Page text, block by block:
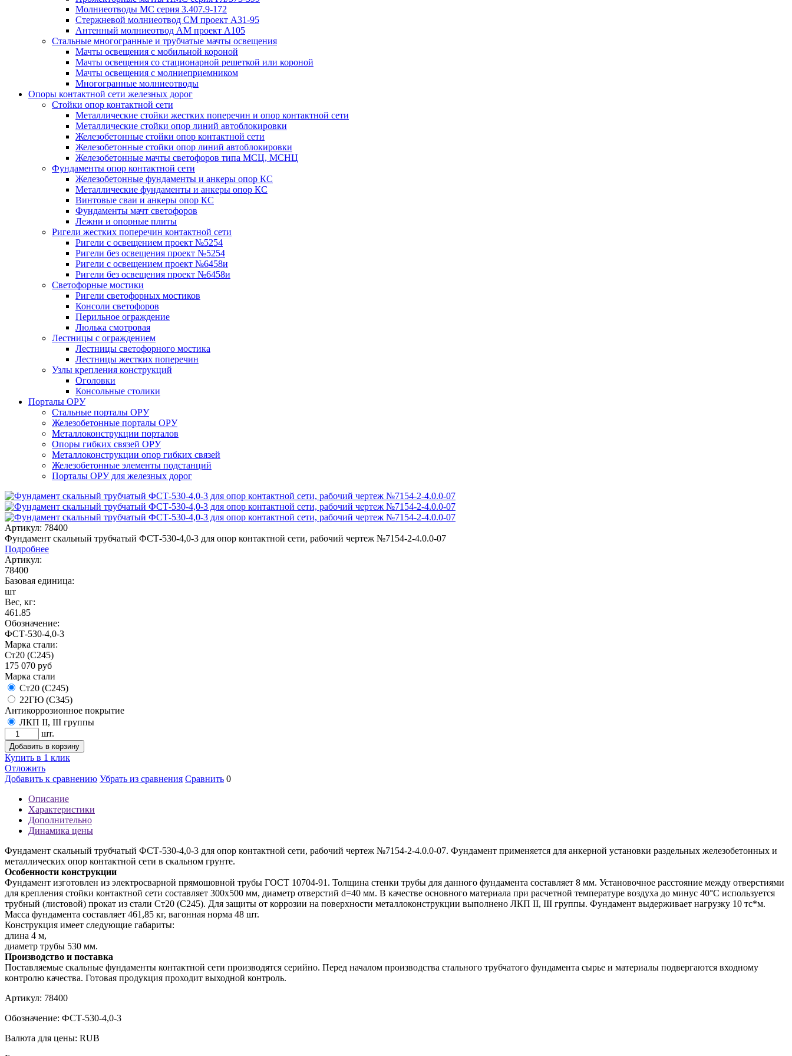
Молниеотводы МС серия 3.407.9-172
Стержневой молниеотвод СМ проект А31-95
Антенный молниеотвод АМ проект А105
Стальные многогранные и трубчатые мачты освещения
Мачты освещения с мобильной короной
Мачты освещения со стационарной решеткой или короной
Мачты освещения с молниеприемником
Многогранные молниеотводы
Опоры контактной сети железных дорог
Стойки опор контактной сети
Металлические стойки жестких поперечин и опор контактной сети
Металлические стойки опор линий автоблокировки
Железобетонные стойки опор контактной сети
Железобетонные стойки опор линий автоблокировки
Железобетонные мачты светофоров типа МСЦ, МСНЦ
Фундаменты опор контактной сети
Железобетонные фундаменты и анкеры опор КС
Металлические фундаменты и анкеры опор КС
Винтовые сваи и анкеры опор КС
Фундаменты мачт светофоров
Лежни и опорные плиты
Ригели жестких поперечин контактной сети
Ригели с освещением проект №5254
Ригели без освещения проект №5254
Ригели с освещением проект №6458и
Ригели без освещения проект №6458и
Светофорные мостики
Ригели светофорных мостиков
Консоли светофоров
Перильное ограждение
Люлька смотровая
Лестницы с ограждением
Лестницы светофорного мостика
Лестницы жестких поперечин
Узлы крепления конструкций
Оголовки
Консольные столики
Порталы ОРУ
Стальные порталы ОРУ
Железобетонные порталы ОРУ
Металлоконструкции порталов
Опоры гибких связей ОРУ
Металлоконструкции опор гибких связей
Железобетонные элементы подстанций
Порталы ОРУ для железных дорог
Артикул: 78400
Фундамент скальный трубчатый ФСТ-530-4,0-3 для опор контактной сети, рабочий чертеж №7154-2-4.0.0-07
Подробнее
Артикул:
78400
Базовая единица:
шт
Вес, кг:
461.85
Обозначение:
ФСТ-530-4,0-3
Марка стали:
Ст20 (С245)
175 070 руб
Марка стали
Ст20 (С245)
22ГЮ (С345)
Антикоррозионное покрытие
ЛКП II, III группы
шт.
Добавить в корзину
Купить в 1 клик
Отложить
Добавить к сравнению Убрать из сравнения Сравнить 0
Описание
Характеристики
Дополнительно
Динамика цены
Фундамент скальный трубчатый ФСТ-530-4,0-3 для опор контактной сети, рабочий чертеж №7154-2-4.0.0-07. Фундамент применяется для анкерной установки раздельных железобетонных и
металлических опор контактной сети в скальном грунте.
Особенности конструкции
Фундамент изготовлен из электросварной прямошовной трубы ГОСТ 10704-91. Толщина стенки трубы для данного фундамента составляет 8 мм. Установочное расстояние между отверстиями
для крепления стойки контактной сети составляет 300х500 мм, диаметр отверстий d=40 мм. В качестве основного материала при расчетной температуре воздуха до минус 40°С используется
трубный (листовой) прокат из стали Ст20 (С245). Для защиты от коррозии на поверхности металлоконструкции выполнено ЛКП II, III группы. Фундамент выдерживает нагрузку 10 тс*м.
Масса фундамента составляет 461,85 кг, вагонная норма 48 шт.
Конструкция имеет следующие габариты:
длина 4 м,
диаметр трубы 530 мм.
Производство и поставка
Поставляемые скальные фундаменты контактной сети производятся серийно. Перед началом производства стального трубчатого фундамента сырье и материалы подвергаются входному
контролю качества. Готовая продукция проходит выходной контроль.
Артикул: 78400
Обозначение: ФСТ-530-4,0-3
Валюта для цены: RUB